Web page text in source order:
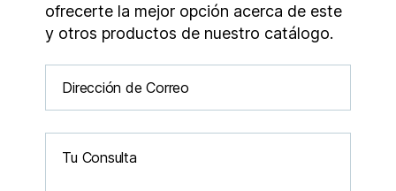
ofrecerte la mejor opción acerca de este
y otros productos de nuestro catálogo.